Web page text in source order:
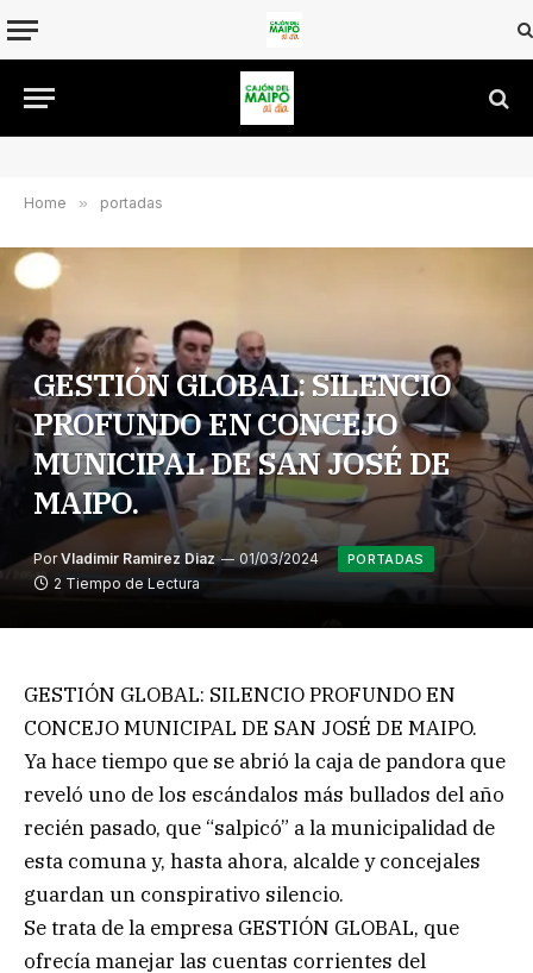
Home » portadas
GESTIÓN GLOBAL: SILENCIO
PROFUNDO EN CONCEJO
MUNICIPAL DE SAN JOSÉ DE
MAIPO.
Por Vladimir Ramirez Diaz 01/03/2024 PORTADAS
2 Tiempo de Lectura
GESTIÓN GLOBAL: SILENCIO PROFUNDO EN
CONCEJO MUNICIPAL DE SAN JOSÉ DE MAIPO.
Ya hace tiempo que se abrió la caja de pandora que
reveló uno de los escándalos más bullados del año
recién pasado, que “salpicó” a la municipalidad de
esta comuna y, hasta ahora, alcalde y concejales
guardan un conspirativo silencio.
Se trata de la empresa GESTIÓN GLOBAL, que
ofrecía manejar las cuentas corrientes del